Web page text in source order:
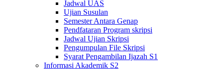
Jadwal UAS
Ujian Susulan
Semester Antara Genap
Pendfataran Program skripsi
Jadwal Ujian Skripsi
Pengumpulan File Skripsi
Syarat Pengambilan Ijazah S1
Informasi Akademik S2